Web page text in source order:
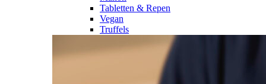
Tabletten & Repen
Vegan
Truffels